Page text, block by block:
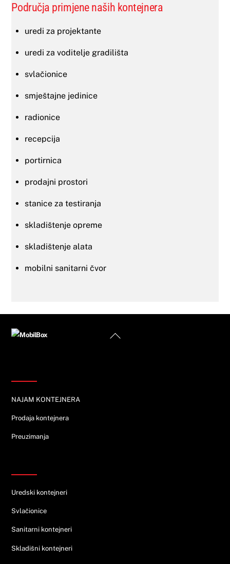
Područja primjene naših kontejnera
uredi za projektante
uredi za voditelje gradilišta
svlačionice
smještajne jedinice
radionice
recepcija
portirnica
prodajni prostori
stanice za testiranja
skladištenje opreme
skladištenje alata
mobilni sanitarni čvor
Back
NAJAM KONTEJNERA
Prodaja kontejnera
Preuzimanja
Uredski kontejneri
Svlačionice
Sanitarni kontejneri
Skladišni kontejneri